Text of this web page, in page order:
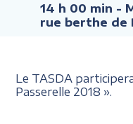
14 h 00 min -
rue berthe de
Le TASDA
Passerelle 2018 ».